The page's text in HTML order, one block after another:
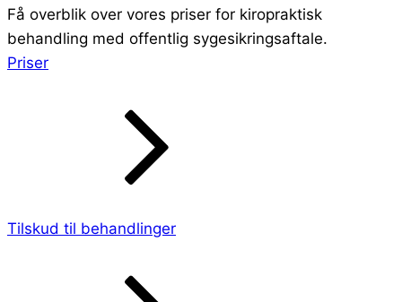
Få overblik over vores priser for kiropraktisk
behandling med offentlig sygesikringsaftale.
Priser
Tilskud til behandlinger